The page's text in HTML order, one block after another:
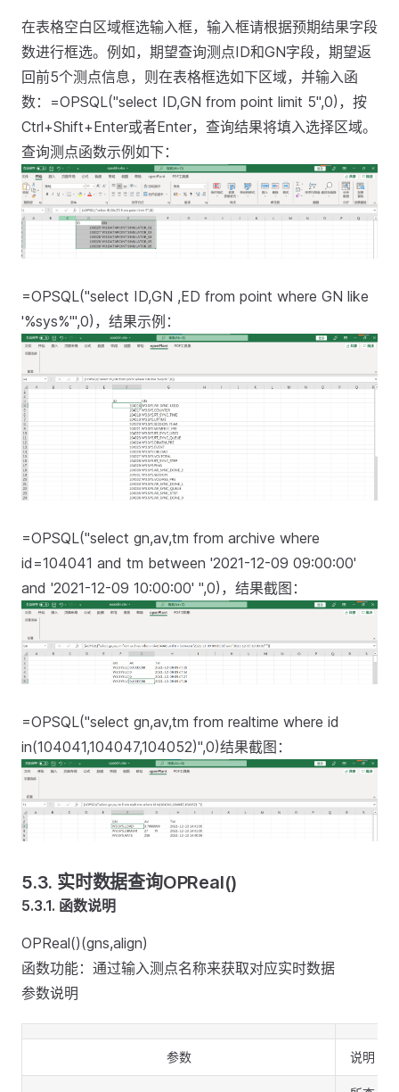
在表格空白区域框选输入框，输入框请根据预期结果字段
数进行框选。例如，期望查询测点ID和GN字段，期望返
回前5个测点信息，则在表格框选如下区域，并输入函
数：=OPSQL("select ID,GN from point limit 5",0)，按
Ctrl+Shift+Enter或者Enter，查询结果将填入选择区域。
查询测点函数示例如下：
=OPSQL("select ID,GN ,ED from point where GN like
'%sys%'",0)，结果示例：
=OPSQL("select gn,av,tm from archive where
id=104041 and tm between '2021-12-09 09:00:00'
and '2021-12-09 10:00:00' ",0)，结果截图：
=OPSQL("select gn,av,tm from realtime where id
in(104041,104047,104052)",0)结果截图：
5.3. 实时数据查询OPReal()
5.3.1. 函数说明
OPReal()(gns,align)
函数功能：通过输入测点名称来获取对应实时数据
参数说明
参数 说明